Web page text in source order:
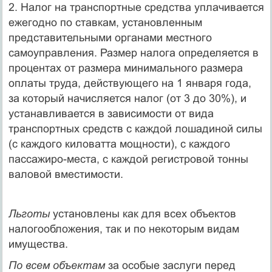
2. Налог на транспортные средства уплачивается
ежегодно по ставкам, установленным
представительными органами местного
самоуправления. Размер налога определяется в
процентах от раз­мера минимального размера
оплаты труда, действующего на 1 ян­варя года,
за который начисляется налог (от 3 до 30%), и
устанав­ливается в зависимости от вида
транспортных средств с каждой лошадиной силы
(с каждого киловатта мощности), с каждого
пассажиро-места, с каждой регистровой тонны
валовой вместимости.
Льготыустановлены как для всех объектов
налогообложения, так и по некоторым видам
имущества.
По всем объектамза особые заслуги перед